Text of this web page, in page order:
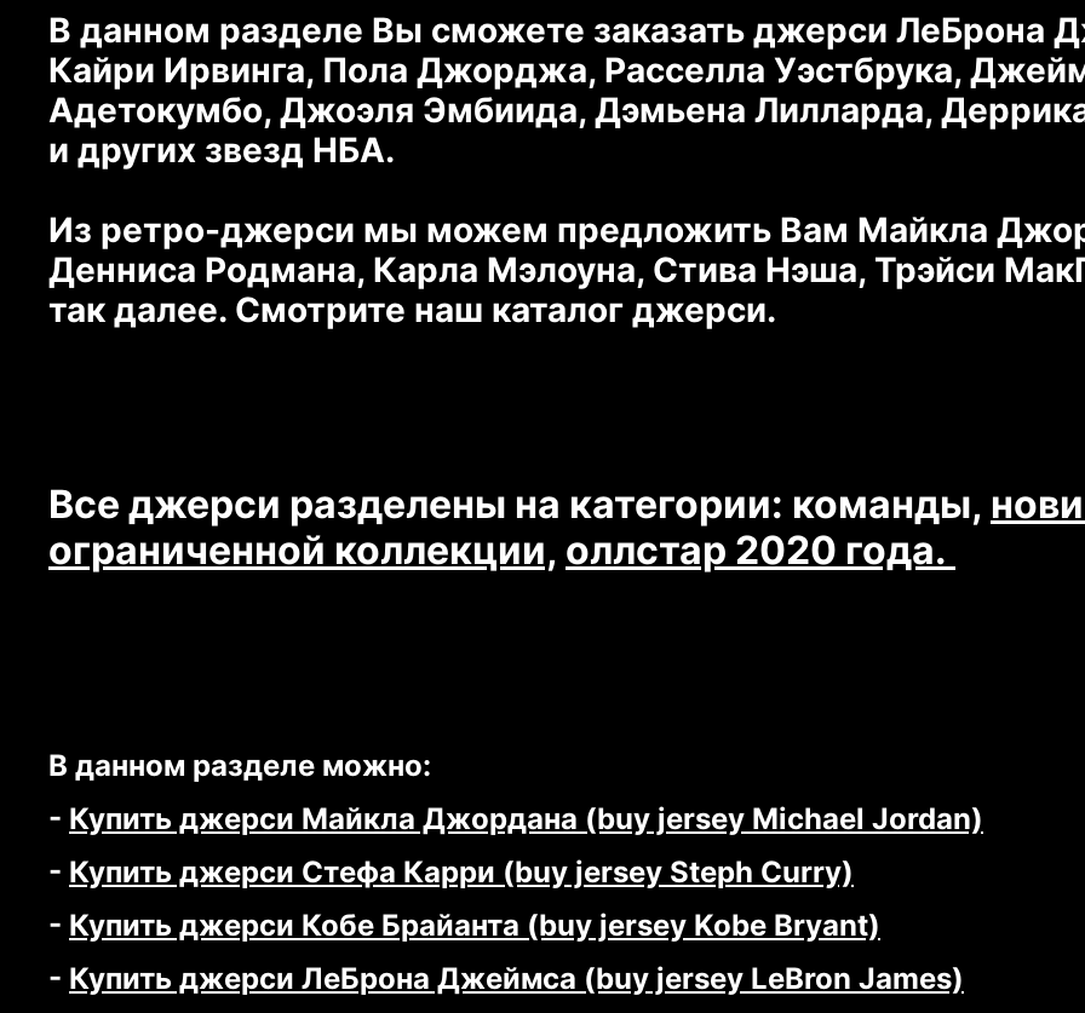
В данном разделе Вы сможете заказать джерси ЛеБрона
Кайри Ирвинга, Пола Джорджа, Расселла Уэстбрука,
Адетокумбо, Джоэля Эмбиида, Дэмьена Лилларда,
и других звезд НБА.
Из ретро-джерси мы можем предложить Вам Майкла
Денниса Родмана, Карла Мэлоуна, Стива Нэша, Трэйси
так далее. Смотрите наш каталог джерси.
Все джерси разделены на категории: команды,
ограниченной коллекции, оллстар 2020 года.
В данном разделе можно:
- Купить джерси Майкла Джордана (buy jersey Michael Jordan)
- Купить джерси Стефа Карри (buy jersey Steph Curry)
- Купить джерси Кобе Брайанта (buy jersey Kobe Bryant)
- Купить джерси ЛеБрона Джеймса (buy jersey LeBron James)